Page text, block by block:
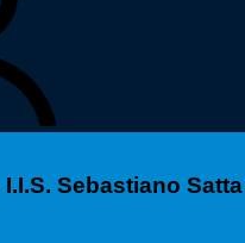
I.I.S. Sebastiano Satta